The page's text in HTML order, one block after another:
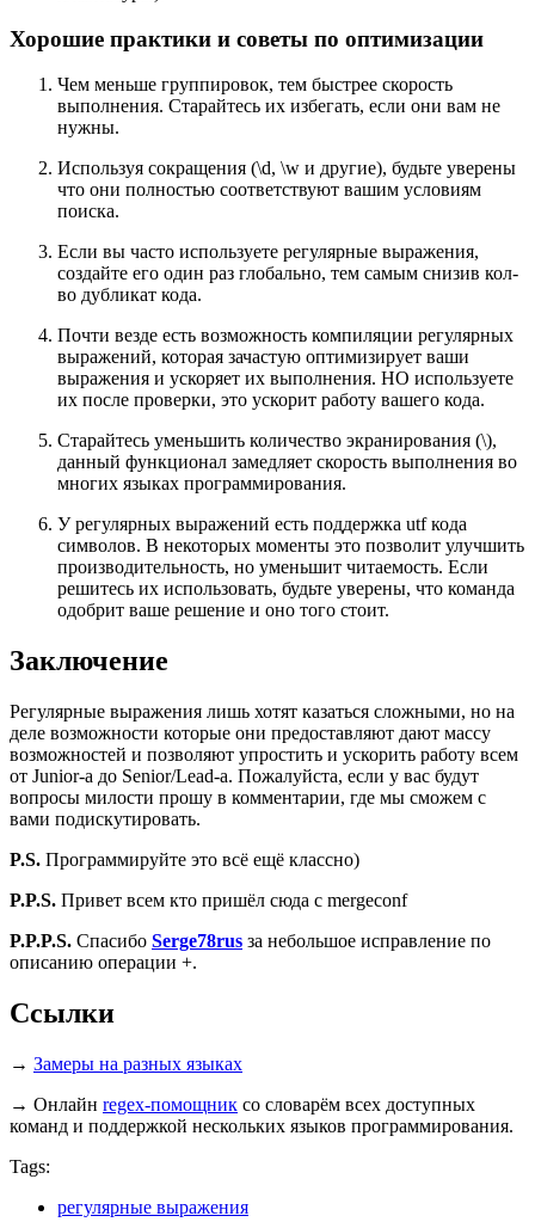
Хорошие практики и советы по оптимизации
Чем меньше группировок, тем быстрее скорость
выполнения. Cтарайтесь их избегать, если они вам не
нужны.
Используя сокращения (\d, \w и другие), будьте уверены
что они полностью соответствуют вашим условиям
поиска.
Если вы часто используете регулярные выражения,
создайте его один раз глобально, тем самым снизив кол-
во дубликат кода.
Почти везде есть возможность компиляции регулярных
выражений, которая зачастую оптимизирует ваши
выражения и ускоряет их выполнения. НО используете
их после проверки, это ускорит работу вашего кода.
Старайтесь уменьшить количество экранирования (\),
данный функционал замедляет скорость выполнения во
многих языках программирования.
У регулярных выражений есть поддержка utf кода
символов. В некоторых моменты это позволит улучшить
производительность, но уменьшит читаемость. Если
решитесь их использовать, будьте уверены, что команда
одобрит ваше решение и оно того стоит.
Заключение
Регулярные выражения лишь хотят казаться сложными, но на
деле возможности которые они предоставляют дают массу
возможностей и позволяют упростить и ускорить работу всем
от Junior-а до Senior/Lead-a. Пожалуйста, если у вас будут
вопросы милости прошу в комментарии, где мы сможем с
вами подискутировать.
P.S. Программируйте это всё ещё классно)
P.P.S. Привет всем кто пришёл сюда с mergeconf
P.P.P.S. Спасибо Serge78rus за небольшое исправление по
описанию операции +.
Ссылки
→ Замеры на разных языках
→ Онлайн regex-помощник со словарём всех доступных
команд и поддержкой нескольких языков программирования.
Tags:
регулярные выражения